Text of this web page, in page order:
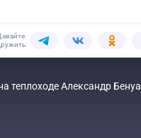
Александр Бенуа